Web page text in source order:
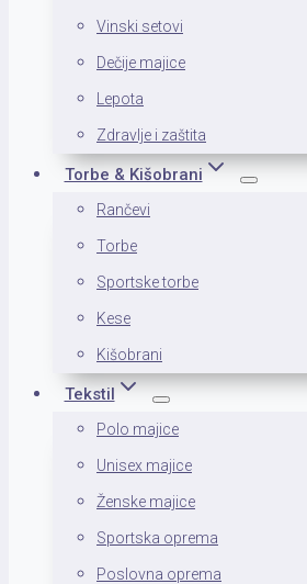
Vinski setovi
Dečije majice
Lepota
Zdravlje i zaštita
Torbe & Kišobrani
Rančevi
Torbe
Sportske torbe
Kese
Kišobrani
Tekstil
Polo majice
Unisex majice
Ženske majice
Sportska oprema
Poslovna oprema